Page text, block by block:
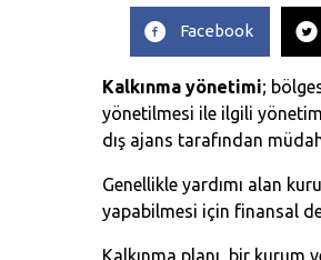
Facebook
Kalkınma yönetimi;
yönetilmesi ile ilgili yönetim
dış ajans tarafından
Genellikle yardımı alan
yapabilmesi için finansal
Kalkınma planı, bir